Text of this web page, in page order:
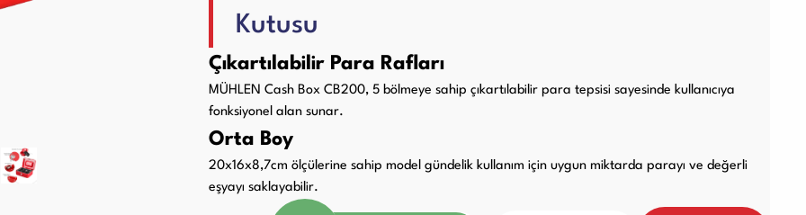
Kutusu
Çıkartılabilir Para Rafları
MÜHLEN Cash Box CB200, 5 bölmeye sahip çıkartılabilir para tepsisi sayesinde kullanıcıya
fonksiyonel alan sunar.
Orta Boy
20x16x8,7cm ölçülerine sahip model gündelik kullanım için uygun miktarda parayı ve değerli
eşyayı saklayabilir.